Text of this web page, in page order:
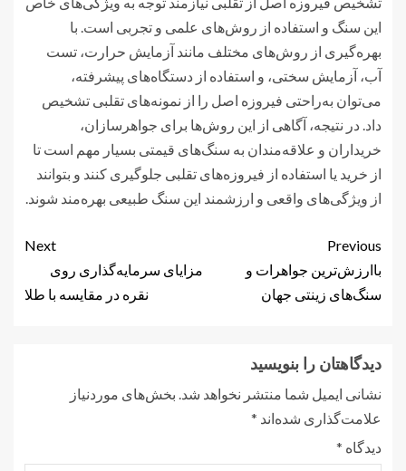
این سنگ و استفاده از روش‌های علمی و تجربی است. با
بهره‌گیری از روش‌های مختلف مانند آزمایش حرارت، تست
آب، آزمایش سختی، و استفاده از دستگاه‌های پیشرفته،
می‌توان به‌راحتی فیروزه اصل را از نمونه‌های تقلبی تشخیص
داد. در نتیجه، آگاهی از این روش‌ها برای جواهرسازان،
خریداران و علاقه‌مندان به سنگ‌های قیمتی بسیار مهم است تا
از خرید یا استفاده از فیروزه‌های تقلبی جلوگیری کنند و بتوانند
از ویژگی‌های واقعی و ارزشمند این سنگ طبیعی بهره‌مند شوند.
Previous
باارزش‌ترین جواهرات و
سنگ‌های زینتی جهان
Next
مزایای سرمایه‌گذاری روی
نقره در مقایسه با طلا
دیدگاهتان را بنویسید
نشانی ایمیل شما منتشر نخواهد شد. بخش‌های موردنیاز
علامت‌گذاری شده‌اند *
دیدگاه *